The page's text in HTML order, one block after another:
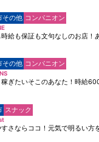
その他 コンパニオン
給も保証も文句なしのお店！
その他 コンパニオン
稼ぎたいそこのあなた！時給
スナック
さならココ！元気で明るい方